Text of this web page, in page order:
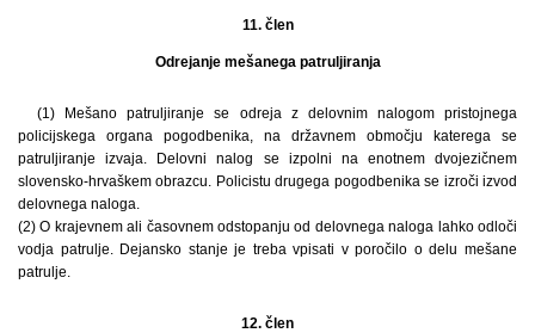
11. člen
Odrejanje mešanega patruljiranja
(1) Mešano patruljiranje se odreja z delovnim nalogom pristojnega
policijskega organa pogodbenika, na državnem območju katerega se
patruljiranje izvaja. Delovni nalog se izpolni na enotnem dvojezičnem
slovensko-hrvaškem obrazcu. Policistu drugega pogodbenika se izroči izvod
delovnega naloga.
(2) O krajevnem ali časovnem odstopanju od delovnega naloga lahko odloči
vodja patrulje. Dejansko stanje je treba vpisati v poročilo o delu mešane
patrulje.
12. člen